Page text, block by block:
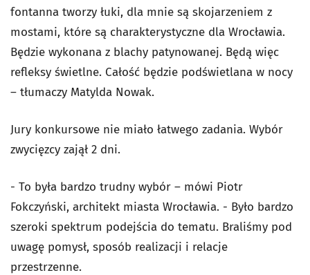
fontanna tworzy łuki, dla mnie są skojarzeniem z
mostami, które są charakterystyczne dla Wrocławia.
Będzie wykonana z blachy patynowanej. Będą więc
refleksy świetlne. Całość będzie podświetlana w nocy
– tłumaczy Matylda Nowak.
Jury konkursowe nie miało łatwego zadania. Wybór
zwycięzcy zajął 2 dni.
- To była bardzo trudny wybór – mówi Piotr
Fokczyński, architekt miasta Wrocławia. - Było bardzo
szeroki spektrum podejścia do tematu. Braliśmy pod
uwagę pomysł, sposób realizacji i relacje
przestrzenne.